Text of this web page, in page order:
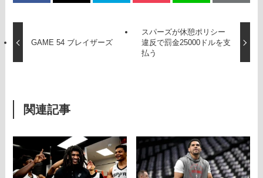
GAME 54 ブレイザーズ
スパーズが休憩ポリシー
違反で罰金25000ドルを支
払う
関連記事